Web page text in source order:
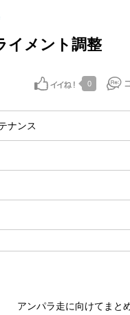
イメント調整
0
ナンス
アンパラ走に向けてまと